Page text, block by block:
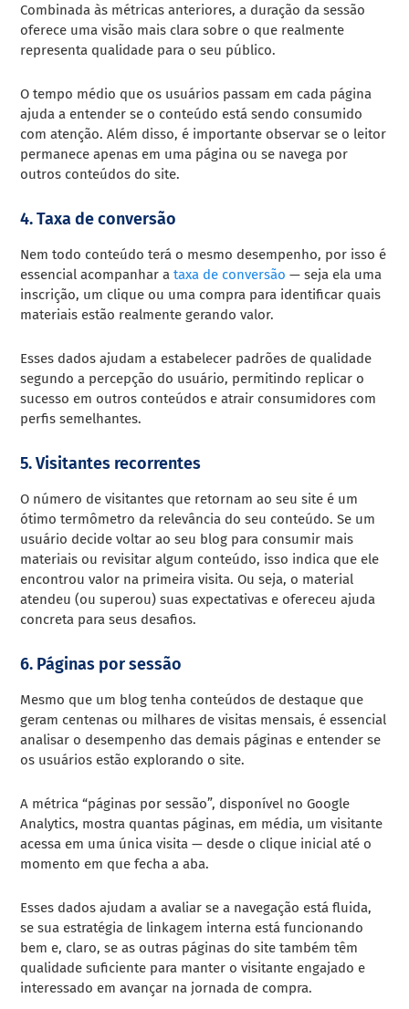
Combinada às métricas anteriores, a duração da sessão
oferece uma visão mais clara sobre o que realmente
representa qualidade para o seu público.
O tempo médio que os usuários passam em cada página
ajuda a entender se o conteúdo está sendo consumido
com atenção. Além disso, é importante observar se o leitor
permanece apenas em uma página ou se navega por
outros conteúdos do site.
4. Taxa de conversão
Nem todo conteúdo terá o mesmo desempenho, por isso é
essencial acompanhar a taxa de conversão — seja ela uma
inscrição, um clique ou uma compra para identificar quais
materiais estão realmente gerando valor.
Esses dados ajudam a estabelecer padrões de qualidade
segundo a percepção do usuário, permitindo replicar o
sucesso em outros conteúdos e atrair consumidores com
perfis semelhantes.
5. Visitantes recorrentes
O número de visitantes que retornam ao seu site é um
ótimo termômetro da relevância do seu conteúdo. Se um
usuário decide voltar ao seu blog para consumir mais
materiais ou revisitar algum conteúdo, isso indica que ele
encontrou valor na primeira visita. Ou seja, o material
atendeu (ou superou) suas expectativas e ofereceu ajuda
concreta para seus desafios.
6. Páginas por sessão
Mesmo que um blog tenha conteúdos de destaque que
geram centenas ou milhares de visitas mensais, é essencial
analisar o desempenho das demais páginas e entender se
os usuários estão explorando o site.
A métrica “páginas por sessão”, disponível no Google
Analytics, mostra quantas páginas, em média, um visitante
acessa em uma única visita — desde o clique inicial até o
momento em que fecha a aba.
Esses dados ajudam a avaliar se a navegação está fluida,
se sua estratégia de linkagem interna está funcionando
bem e, claro, se as outras páginas do site também têm
qualidade suficiente para manter o visitante engajado e
interessado em avançar na jornada de compra.